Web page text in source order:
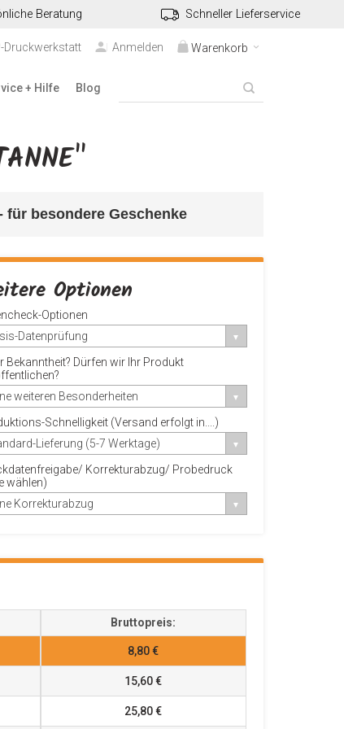
Beratung Schneller Lieferservice
Warenkorb
Druckwerkstatt Anmelden
+ Hilfe Blog
besondere Geschenke
Optionen
Optionen
Datenprüfung
Bekanntheit? Dürfen wir Ihr Produkt
weiteren Besonderheiten
Schnelligkeit (Versand erfolgt in....)
Lieferung (5-7 Werktage)
Korrekturabzug/ Probedruck
wählen)
Korrekturabzug
Bruttopreis:
8,80 €
15,60 €
25,80 €